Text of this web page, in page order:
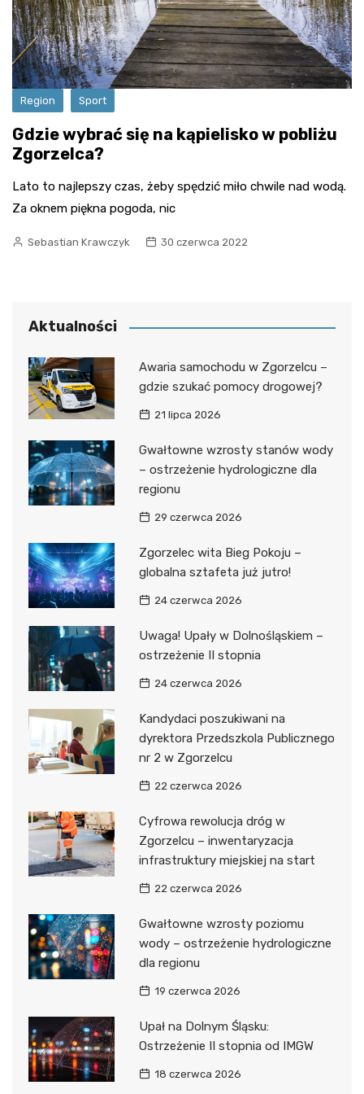
Region Sport
Gdzie wybrać się na kąpielisko w pobliżu
Zgorzelca?
Lato to najlepszy czas, żeby spędzić miło chwile nad wodą.
Za oknem piękna pogoda, nic
Sebastian Krawczyk 30 czerwca 2022
Aktualności
Awaria samochodu w Zgorzelcu –
gdzie szukać pomocy drogowej?
21 lipca 2026
Gwałtowne wzrosty stanów wody
– ostrzeżenie hydrologiczne dla
regionu
29 czerwca 2026
Zgorzelec wita Bieg Pokoju –
globalna sztafeta już jutro!
24 czerwca 2026
Uwaga! Upały w Dolnośląskiem –
ostrzeżenie II stopnia
24 czerwca 2026
Kandydaci poszukiwani na
dyrektora Przedszkola Publicznego
nr 2 w Zgorzelcu
22 czerwca 2026
Cyfrowa rewolucja dróg w
Zgorzelcu – inwentaryzacja
infrastruktury miejskiej na start
22 czerwca 2026
Gwałtowne wzrosty poziomu
wody – ostrzeżenie hydrologiczne
dla regionu
19 czerwca 2026
Upał na Dolnym Śląsku:
Ostrzeżenie II stopnia od IMGW
18 czerwca 2026